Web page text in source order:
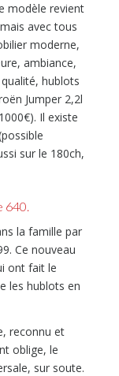
modèle revient
avec tous
moderne,
ambiance,
hublots
Jumper 2,2l
Il existe
sur le 180ch,
640.
la famille par
Ce nouveau
ont fait le
les hublots en
reconnu et
oblige, le
sur soute.